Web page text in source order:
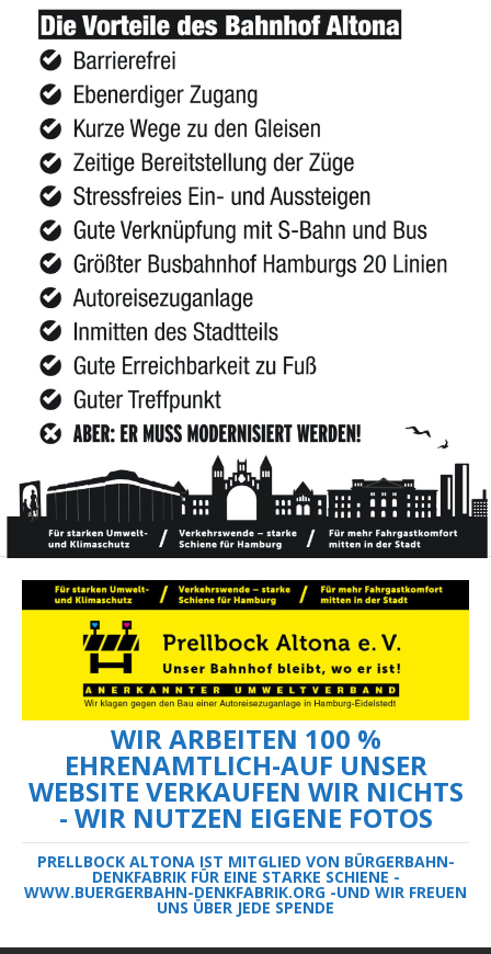
WIR ARBEITEN 100 %
EHRENAMTLICH-AUF UNSER
WEBSITE VERKAUFEN WIR NICHTS
- WIR NUTZEN EIGENE FOTOS
PRELLBOCK ALTONA IST MITGLIED VON BÜRGERBAHN-
DENKFABRIK FÜR EINE STARKE SCHIENE -
WWW.BUERGERBAHN-DENKFABRIK.ORG -UND WIR FREUEN
UNS ÜBER JEDE SPENDE